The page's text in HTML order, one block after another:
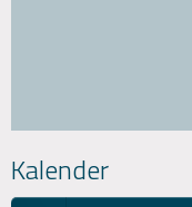
Kalender